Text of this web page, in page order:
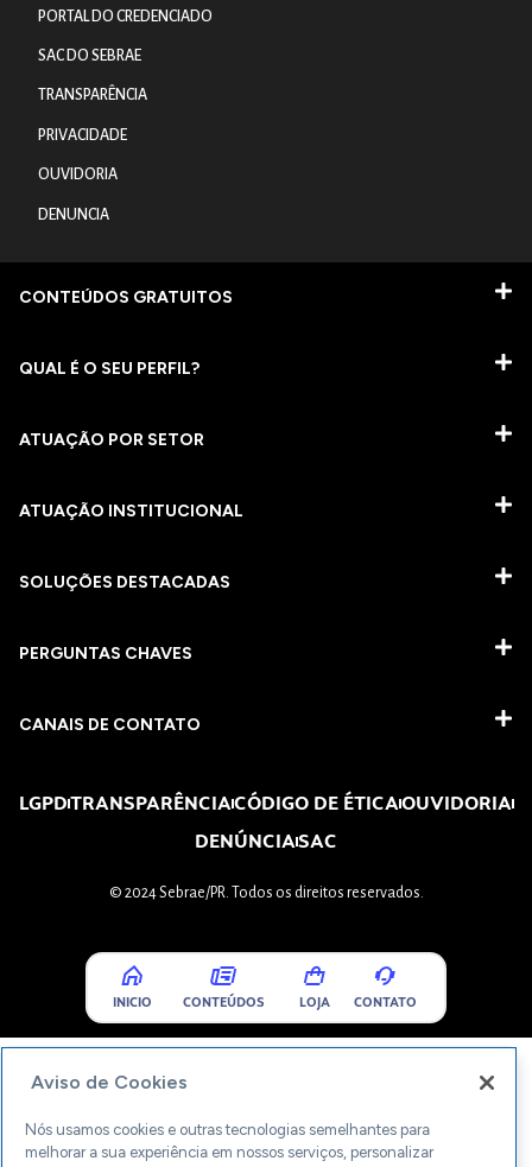
PORTAL DO CREDENCIADO
SAC DO SEBRAE
TRANSPARÊNCIA
PRIVACIDADE
OUVIDORIA
DENUNCIA
CONTEÚDOS GRATUITOS
QUAL É O SEU PERFIL?
ATUAÇÃO POR SETOR
ATUAÇÃO INSTITUCIONAL
SOLUÇÕES DESTACADAS
PERGUNTAS CHAVES​
CANAIS DE CONTATO
LGPDTRANSPARÊNCIACÓDIGO DE ÉTICAOUVIDORIA
DENÚNCIASAC
© 2024 Sebrae/PR. Todos os direitos reservados.
INICIO CONTEÚDOS LOJA CONTATO
Aviso de Cookies
Nós usamos cookies e outras tecnologias semelhantes para
melhorar a sua experiência em nossos serviços, personalizar